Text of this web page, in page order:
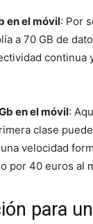
en el móvil: Por
a 70 GB de
continua
en el móvil:
clase
velocidad
por 40 euros al
para